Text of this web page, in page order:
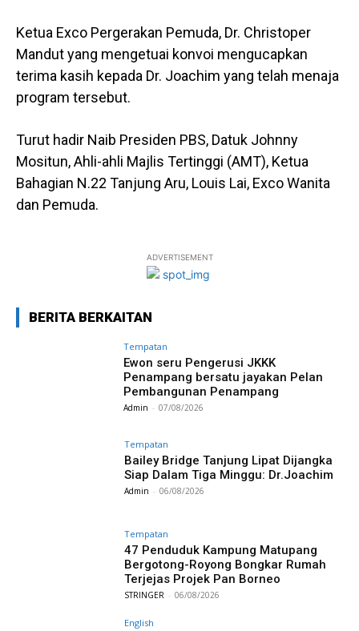
Ketua Exco Pergerakan Pemuda, Dr. Christoper
Mandut yang mengetuai konvoi mengucapkan
terima kasih kepada Dr. Joachim yang telah menaja
program tersebut.
Turut hadir Naib Presiden PBS, Datuk Johnny
Mositun, Ahli-ahli Majlis Tertinggi (AMT), Ketua
Bahagian N.22 Tanjung Aru, Louis Lai, Exco Wanita
dan Pemuda.
ADVERTISEMENT
BERITA BERKAITAN
Tempatan
Ewon seru Pengerusi JKKK
Penampang bersatu jayakan Pelan
Pembangunan Penampang
Admin - 07/08/2026
Tempatan
Bailey Bridge Tanjung Lipat Dijangka
Siap Dalam Tiga Minggu: Dr.Joachim
Admin - 06/08/2026
Tempatan
47 Penduduk Kampung Matupang
Bergotong-Royong Bongkar Rumah
Terjejas Projek Pan Borneo
STRINGER - 06/08/2026
English